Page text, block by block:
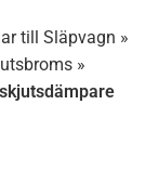
till Släpvagn »
»